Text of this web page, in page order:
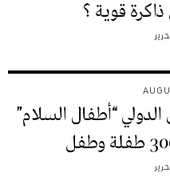
قوية ؟
18 المهرجان الدولي “أطفال السلام”